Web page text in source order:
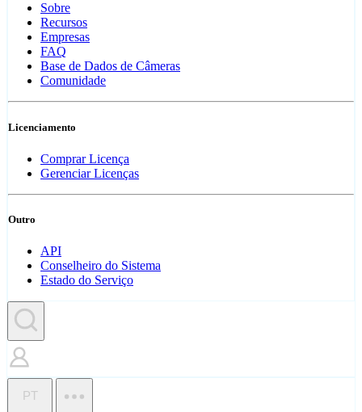
Sobre
Recursos
Empresas
FAQ
Base de Dados de Câmeras
Comunidade
Licenciamento
Comprar Licença
Gerenciar Licenças
Outro
API
Conselheiro do Sistema
Estado do Serviço
PT